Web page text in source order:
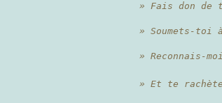
» Fais don
» Soumets-toi
» Reconnais-
» Et te